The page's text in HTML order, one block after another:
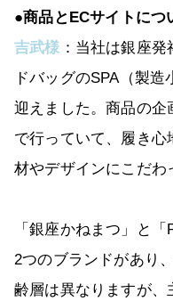
●商品とECサイトにつ
吉武様 ：当社は銀座
ドバッグのSPA（製
迎えました。商品の企
で行っていて、履き
材やデザインにこだわ
「銀座かねまつ」と
2つのブランドがあり
齢層は異なりますが、